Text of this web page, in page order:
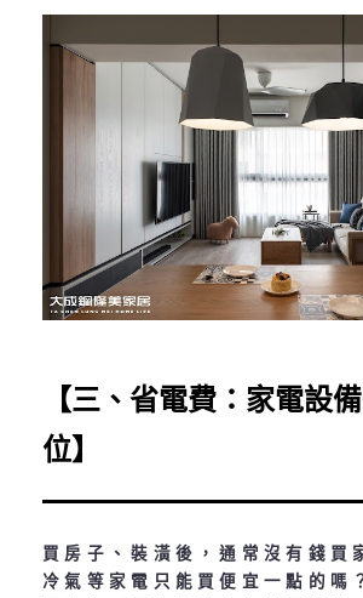
【三、省電費：家電設
位】
買房子、裝潢後，通常沒有錢買
冷氣等家電只能買便宜一點的